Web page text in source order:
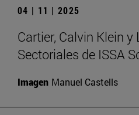
04 | 11 | 2025
Cartier, Calvin Klein
Sectoriales de ISSA
Imagen Manuel Castells